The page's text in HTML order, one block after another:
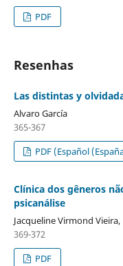
PDF
Resenhas
Las distintas y
Alvaro García
365-367
PDF (Español
Clínica dos gêneros
psicanálise
Jacqueline Virmond
369-372
PDF